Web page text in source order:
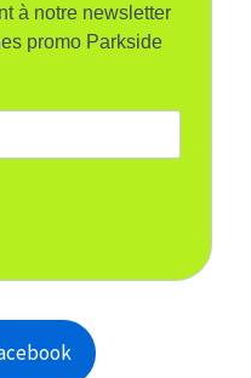
à notre newsletter
promo Parkside